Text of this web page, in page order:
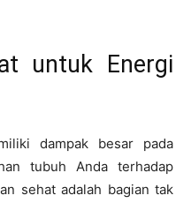
untuk Energi
dampak besar pada
tubuh Anda terhadap
sehat adalah bagian tak